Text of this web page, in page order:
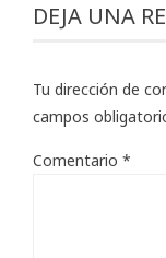
DEJA UNA
Tu dirección de
campos
Comentario *